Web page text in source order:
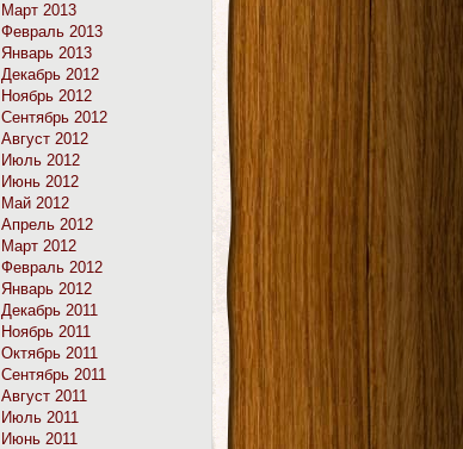
Март 2013
Февраль 2013
Январь 2013
Декабрь 2012
Ноябрь 2012
Сентябрь 2012
Август 2012
Июль 2012
Июнь 2012
Май 2012
Апрель 2012
Март 2012
Февраль 2012
Январь 2012
Декабрь 2011
Ноябрь 2011
Октябрь 2011
Сентябрь 2011
Август 2011
Июль 2011
Июнь 2011